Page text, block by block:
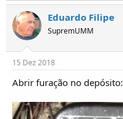
Eduardo Filipe
SupremUMM
15 Dez 2018
Abrir furação no depósito: